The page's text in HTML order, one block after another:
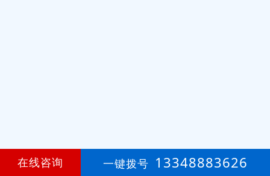
在线咨询 一键拨号 13348883626